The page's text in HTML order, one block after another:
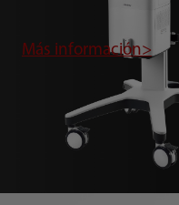
Más información>